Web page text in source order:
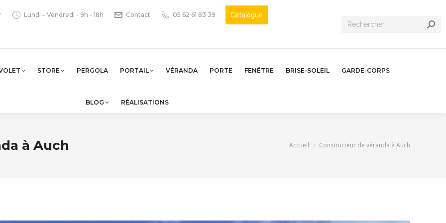
Lundi – Vendredi - 9h - 18h Contact 05 62 61 83 39 Catalogue
Recherche
STORE PERGOLA PORTAIL VÉRANDA PORTE FENÊTRE BRISE-SOLEIL GARDE-CORPS
BLOG RÉALISATIONS
à Auch Vous êtes ici :
Accueil Constructeur de véranda à Auch